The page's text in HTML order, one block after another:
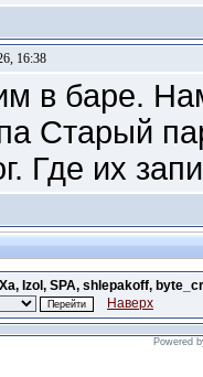
16:38
в баре.
Старый
Где их
Izol, SPA, shlepakoff,
Наверх
Powered